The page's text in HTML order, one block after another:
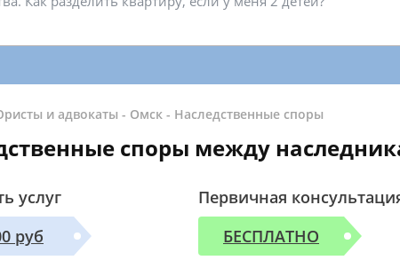
и адвокаты - Омск - Наследственные споры
споры между
услуг
руб
Первичная
БЕСПЛАТНО